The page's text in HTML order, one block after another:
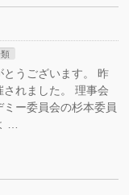
うございます。 昨
れました。 理事会
ー委員会の杉本委員
…